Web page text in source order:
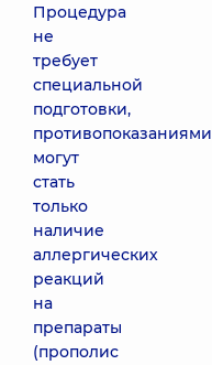
Процедура
не
требует
специальной
подготовки,
противопоказаниями
могут
стать
только
наличие
аллергических
реакций
на
препараты
(прополис